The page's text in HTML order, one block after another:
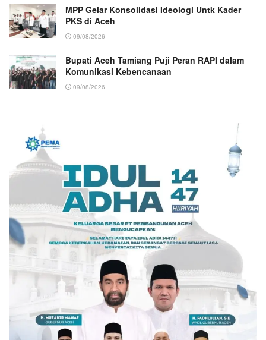
MPP Gelar Konsolidasi Ideologi Untk Kader
PKS di Aceh
09/08/2026
Bupati Aceh Tamiang Puji Peran RAPI dalam
Komunikasi Kebencanaan
09/08/2026